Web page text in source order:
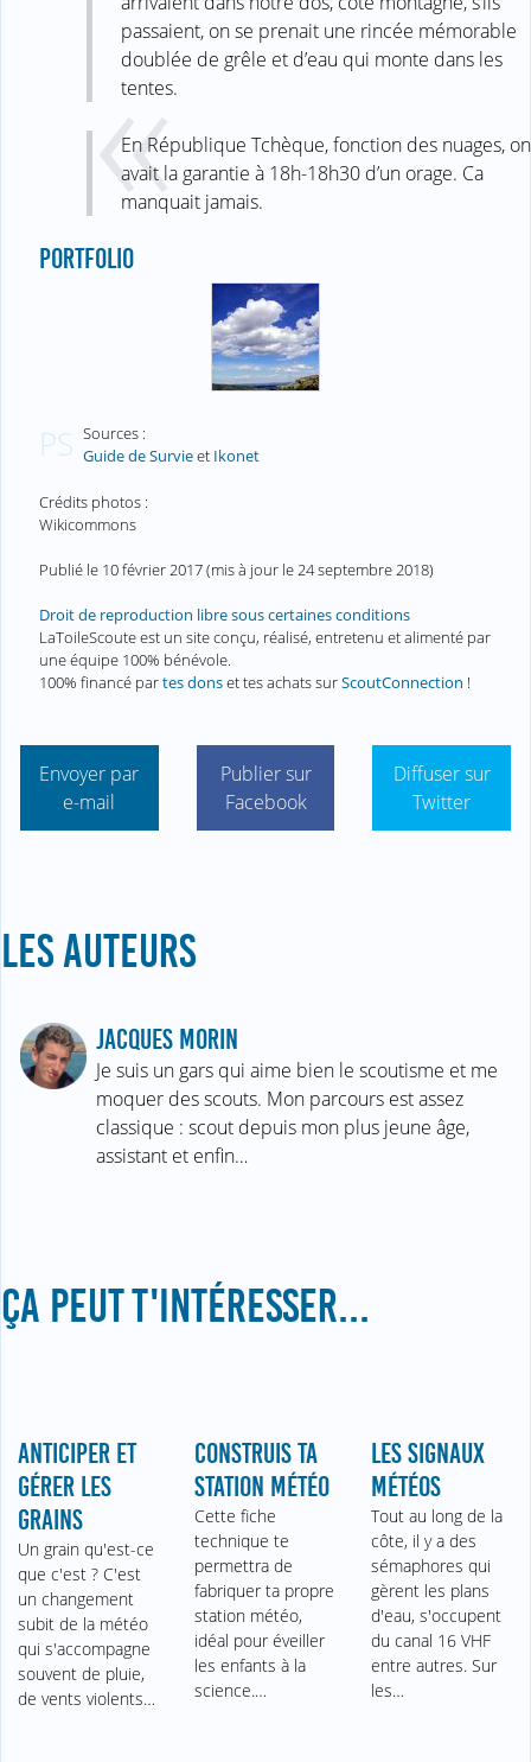
passaient, on se prenait une rincée mémorable
doublée de grêle et d’eau qui monte dans les
tentes.
En République Tchèque, fonction des nuages, on
avait la garantie à 18h-18h30 d’un orage. Ca
manquait jamais.
PORTFOLIO
PS Sources :
Guide de Survieet Ikonet
Crédits photos :
Wikicommons
Publié le 10 février 2017(mis à jour le24 septembre 2018)
Droit de reproduction libre sous certaines conditions
LaToileScoute est un site conçu, réalisé, entretenu et alimenté par
une équipe 100% bénévole.
100% financé partes donset tes achats surScoutConnection !
Envoyer par
e-mail
Publier sur
Facebook
Diffuser sur
Twitter
LES AUTEURS
JACQUES MORIN
Je suis un gars qui aime bien le scoutisme et me
moquer des scouts. Mon parcours est assez
classique : scout depuis mon plus jeune âge,
assistant et enfin…
ÇA PEUT T'INTÉRESSER...
ANTICIPER ET
GÉRER LES
GRAINS
Un grain qu'est-ce
que c'est ? C'est
un changement
subit de la météo
qui s'accompagne
souvent de pluie,
de vents violents…
CONSTRUIS TA
STATION MÉTÉO
Cette fiche
technique te
permettra de
fabriquer ta propre
station météo,
idéal pour éveiller
les enfants à la
science.…
LES SIGNAUX
MÉTÉOS
Tout au long de la
côte, il y a des
sémaphores qui
gèrent les plans
d'eau, s'occupent
du canal 16 VHF
entre autres. Sur
les…